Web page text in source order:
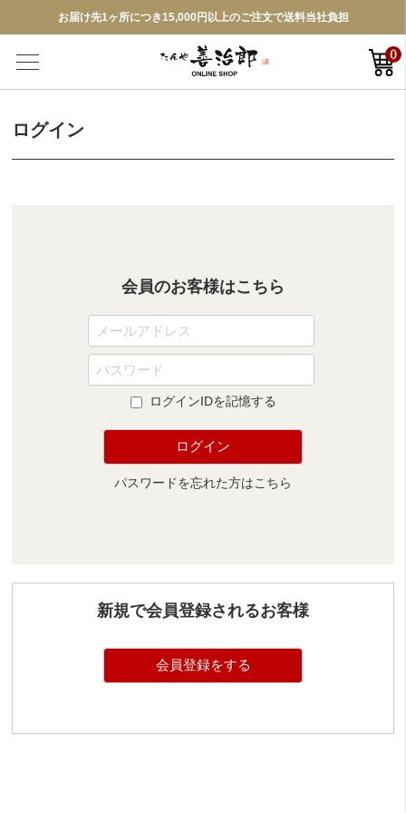
お届け先1ヶ所につき15,000円以上のご注文で送料当社負担
0
ログイン
会員のお客様はこちら
ログインIDを記憶する
ログイン
パスワードを忘れた方はこちら
新規で会員登録されるお客様
会員登録をする